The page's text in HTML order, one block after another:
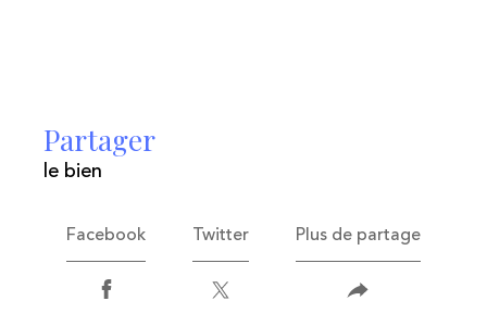
partager
le bien
Facebook Twitter Plus de partage